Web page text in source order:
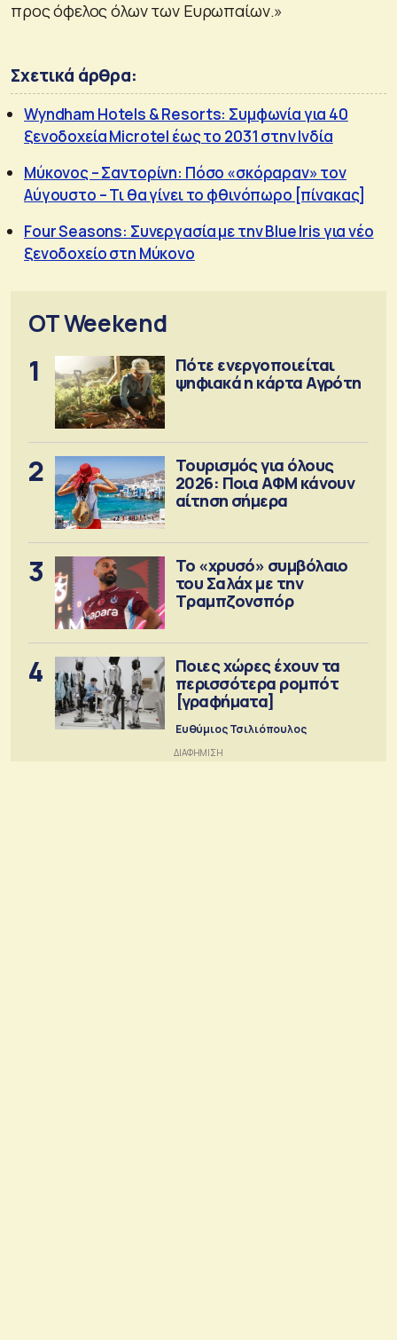
προς όφελος όλων των Ευρωπαίων.»
Σχετικά άρθρα:
Wyndham Hotels & Resorts: Συμφωνία για 40
ξενοδοχεία Microtel έως το 2031 στην Ινδία
Μύκονος – Σαντορίνη: Πόσο «σκόραραν» τον
Αύγουστο – Τι θα γίνει το φθινόπωρο [πίνακας]
Four Seasons: Συνεργασία με την Blue Iris για νέο
ξενοδοχείο στη Μύκονο
OT Weekend
1
Πότε ενεργοποιείται
ψηφιακά η κάρτα Αγρότη
2
Τουρισμός για όλους
2026: Ποια ΑΦΜ κάνουν
αίτηση σήμερα
3
Το «χρυσό» συμβόλαιο
του Σαλάχ με την
Τραμπζονσπόρ
4
Ποιες χώρες έχουν τα
περισσότερα ρομπότ
[γραφήματα]
Ευθύμιος Τσιλιόπουλος